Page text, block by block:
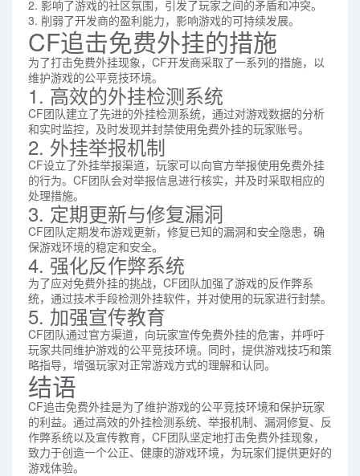
2. 影响了游戏的社区氛围，引发了玩家之间的矛盾和冲突。
3. 削弱了开发商的盈利能力，影响游戏的可持续发展。
CF追击免费外挂的措施
为了打击免费外挂现象，CF开发商采取了一系列的措施，以
维护游戏的公平竞技环境。
1. 高效的外挂检测系统
CF团队建立了先进的外挂检测系统，通过对游戏数据的分析
和实时监控，及时发现并封禁使用免费外挂的玩家账号。
2. 外挂举报机制
CF设立了外挂举报渠道，玩家可以向官方举报使用免费外挂
的行为。CF团队会对举报信息进行核实，并及时采取相应的
处理措施。
3. 定期更新与修复漏洞
CF团队定期发布游戏更新，修复已知的漏洞和安全隐患，确
保游戏环境的稳定和安全。
4. 强化反作弊系统
为了应对免费外挂的挑战，CF团队加强了游戏的反作弊系
统，通过技术手段检测外挂软件，并对使用的玩家进行封禁。
5. 加强宣传教育
CF团队通过官方渠道，向玩家宣传免费外挂的危害，并呼吁
玩家共同维护游戏的公平竞技环境。同时，提供游戏技巧和策
略指导，增强玩家对正常游戏方式的理解和认同。
结语
CF追击免费外挂是为了维护游戏的公平竞技环境和保护玩家
的利益。通过高效的外挂检测系统、举报机制、漏洞修复、反
作弊系统以及宣传教育，CF团队坚定地打击免费外挂现象，
致力于创造一个公正、健康的游戏环境，为玩家们提供更好的
游戏体验。